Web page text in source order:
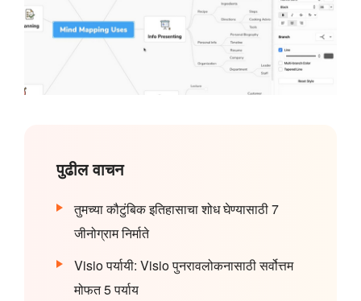
पुढील वाचन
तुमच्या कौटुंबिक इतिहासाचा शोध घेण्यासाठी 7
जीनोग्राम निर्माते
Visio पर्यायी: Visio पुनरावलोकनासाठी सर्वोत्तम
मोफत 5 पर्याय